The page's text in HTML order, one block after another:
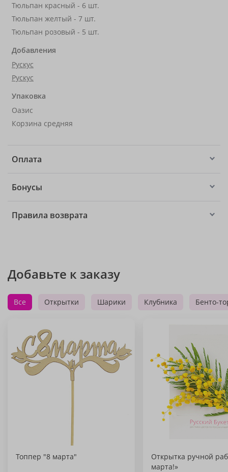
Тюльпан красный - 6 шт.
Тюльпан желтый - 7 шт.
Тюльпан розовый - 5 шт.
Добавления
Рускус
Рускус
Упаковка
Оазис
Корзина средняя
Оплата
Бонусы
Правила возврата
Добавьте к заказу
Все Открытки Шарики Клубника Бенто-
Топпер "8 марта"
Открытка ручной
марта!»